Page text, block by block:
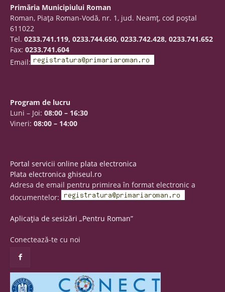
Primăria Municipiului Roman
Roman, Piaţa Roman-Vodă, nr. 1, jud. Neamţ, cod poştal
611022
Tel. 0233.741.119, 0233.744.650, 0233.742.428, 0233.741.652
Fax: 0233.741.604
Email:
Program de lucru
Luni – Joi: 08:00 – 16:30
Vineri: 08:00 – 14:00
Portal servicii online plata electronica
Plata electronica ghiseul.ro
Adresa de email pentru primirea în format electronic a
documentelor:
Aplicația de sesizări „Pentru Roman”
Conectează-te cu noi